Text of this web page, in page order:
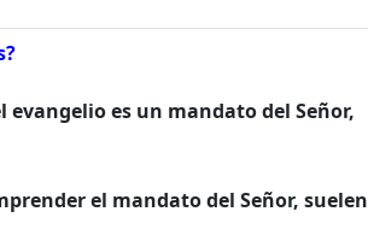
es un mandato del Señor,
el mandato del Señor, suelen